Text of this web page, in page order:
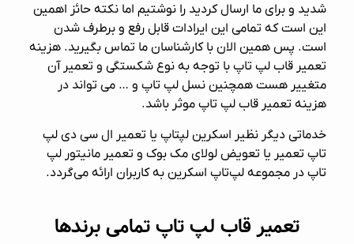
شدید و برای ما ارسال کردید را نوشتیم اما نکته حائز اهمین
این است که تمامی این ایرادات قابل رفع و برطرف شدن
است. پس همین الان با کارشناسان ما تماس بگیرید. هزینه
تعمیر قاب لپ تاپ با توجه به نوع شکستگی و تعمیر آن
متغییر هست همچنین نسل لپ ‌تاپ و … می تواند در
هزینه تعمیر قاب لپ تاپ موثر باشد.
خدماتی دیگر نظیر اسکرین لپتاپ یا تعمیر ال سی دی لپ
تاپ تعمیر یا تعویض لولای مک بوک و تعمیر مانیتور لپ
تاپ در مجموعه لپ‌تاپ اسکرین به کاربران ارائه می‌گردد.
تعمیر قاب لپ‌ تاپ تمامی برندها